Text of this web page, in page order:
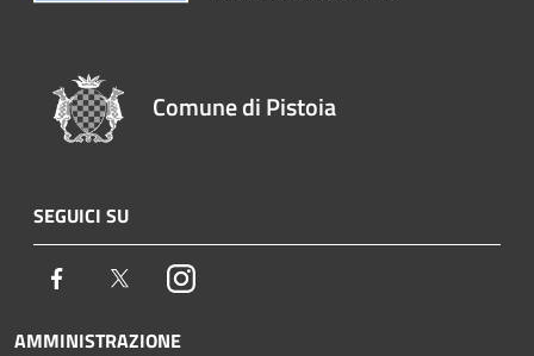
Comune di Pistoia
SEGUICI SU
Facebook TwitterInstagram
AMMINISTRAZIONE